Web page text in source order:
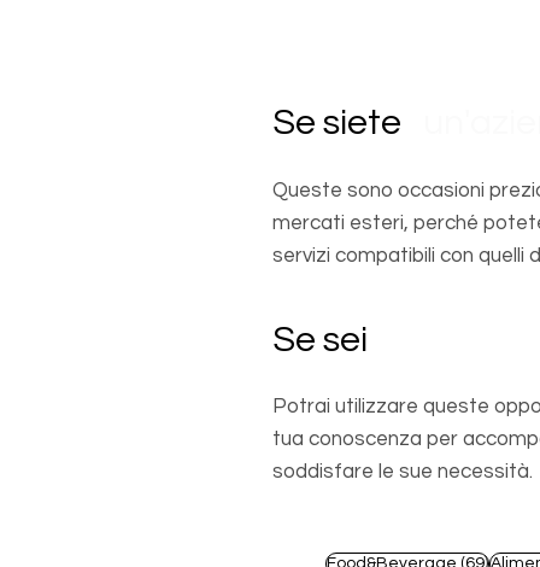
Se siete
Queste sono occasioni
mercati esteri, perché
servizi compatibili con quelli
Se sei
Potrai utilizzare queste
tua conoscenza per
soddisfare le sue necessità.
Food&Beverage (69)69